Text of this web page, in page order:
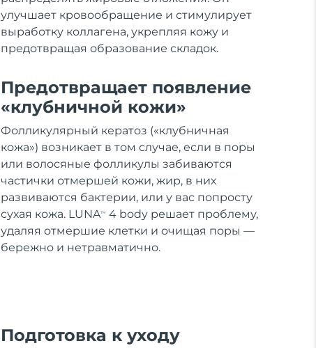
улучшает кровообращение и стимулирует
выработку коллагена, укрепляя кожу и
предотвращая образование складок.
Предотвращает появление
«клубничной кожи»
Фолликулярный кератоз («клубничная
кожа») возникает в том случае, если в поры
или волосяные фолликулы забиваются
частички отмершей кожи, жир, в них
развиваются бактерии, или у вас попросту
сухая кожа. LUNATM
4 body решает проблему,
удаляя отмершие клетки и очищая поры —
бережно и нетравматично.
Подготовка к уходу